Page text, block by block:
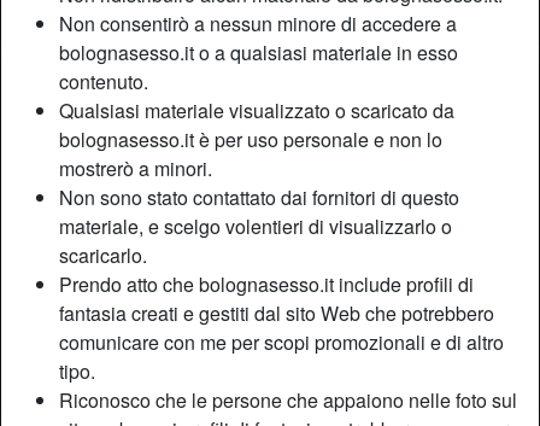
Non consentirò a nessun minore di accedere a
bolognasesso.it o a qualsiasi materiale in esso
contenuto.
Qualsiasi materiale visualizzato o scaricato da
bolognasesso.it è per uso personale e non lo
mostrerò a minori.
Non sono stato contattato dai fornitori di questo
materiale, e scelgo volentieri di visualizzarlo o
scaricarlo.
Prendo atto che bolognasesso.it include profili di
fantasia creati e gestiti dal sito Web che potrebbero
comunicare con me per scopi promozionali e di altro
tipo.
Riconosco che le persone che appaiono nelle foto sul
Nickname:
Età:
34
Paese:
Italia
Provincia:
Barletta-Andria-Trani
Sesso:
Donna
Sessualità:
Relazione:
Single
Colore dei capelli:
Castana
Colore degli occhi:
Castani
Depilata: